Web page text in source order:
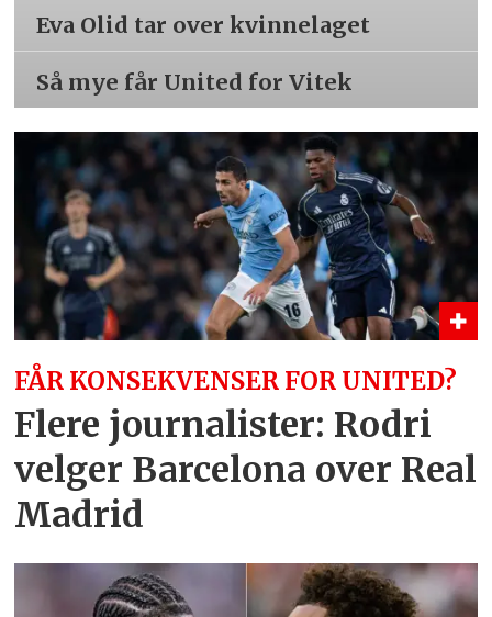
Eva Olid tar over kvinnelaget
Så mye får United for Vitek
FÅR KONSEKVENSER FOR UNITED?
Flere journalister: Rodri
velger Barcelona over Real
Madrid